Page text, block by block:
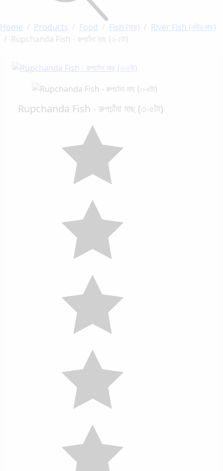
Home Products Food Fish (মাছ)
River Fish (নদীর মাছ)
Rupchanda Fish - রুপচাঁদা মাছ (৩-৫টা)
Rupchanda Fish - রুপচাঁদা মাছ (৩-৫টা)